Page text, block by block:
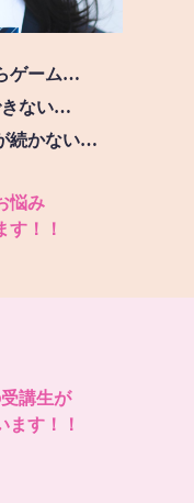
ゲーム…
きない…
続かない…
悩み
す！！
講生が
ます！！